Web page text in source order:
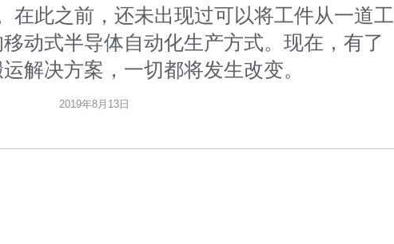
在此之前，还未出现过可以将工件从一道工
动式半导体自动化生产方式。现在，有了
解决方案，一切都将发生改变。
2019年8月13日